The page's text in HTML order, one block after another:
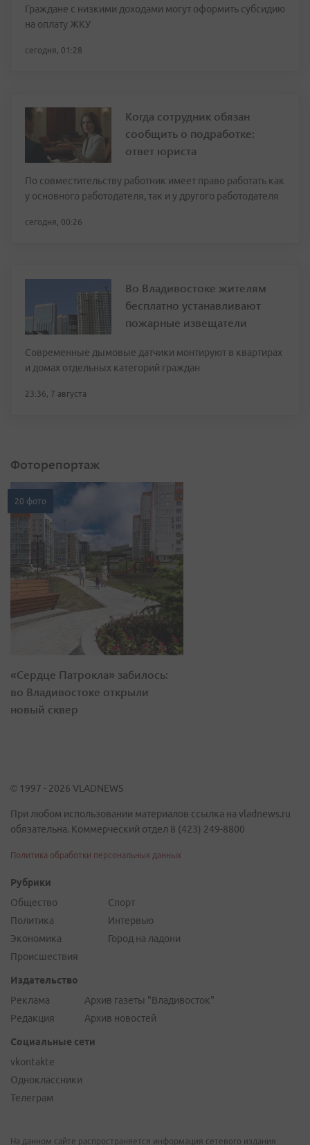
Граждане с низкими доходами могут оформить субсидию
на оплату ЖКУ
сегодня, 01:28
Когда сотрудник обязан
сообщить о подработке:
ответ юриста
По совместительству работник имеет право работать как
у основного работодателя, так и у другого работодателя
сегодня, 00:26
Во Владивостоке жителям
бесплатно устанавливают
пожарные извещатели
Современные дымовые датчики монтируют в квартирах
и домах отдельных категорий граждан
23:36, 7 августа
Фоторепортаж
20 фото
«Сердце Патрокла» забилось:
во Владивостоке открыли
новый сквер
© 1997 - 2026 VLADNEWS
При любом использовании материалов ссылка на vladnews.ru
обязательна. Коммерческий отдел 8 (423) 249-8800
Политика обработки персональных данных
Рубрики
Общество
Политика
Экономика
Происшествия
Спорт
Интервью
Город на ладони
Издательство
Реклама
Редакция
Архив газеты "Владивосток"
Архив новостей
Социальные сети
vkontakte
Одноклассники
Телеграм
На данном сайте распространяется информация сетевого издания